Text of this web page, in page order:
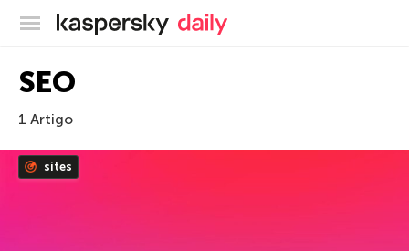
Blog oficial da Kaspersky
SEO
1 Artigo
sites